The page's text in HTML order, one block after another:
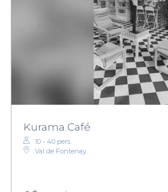
Kurama Café
10 - 40 pers.
Val de Fontenay